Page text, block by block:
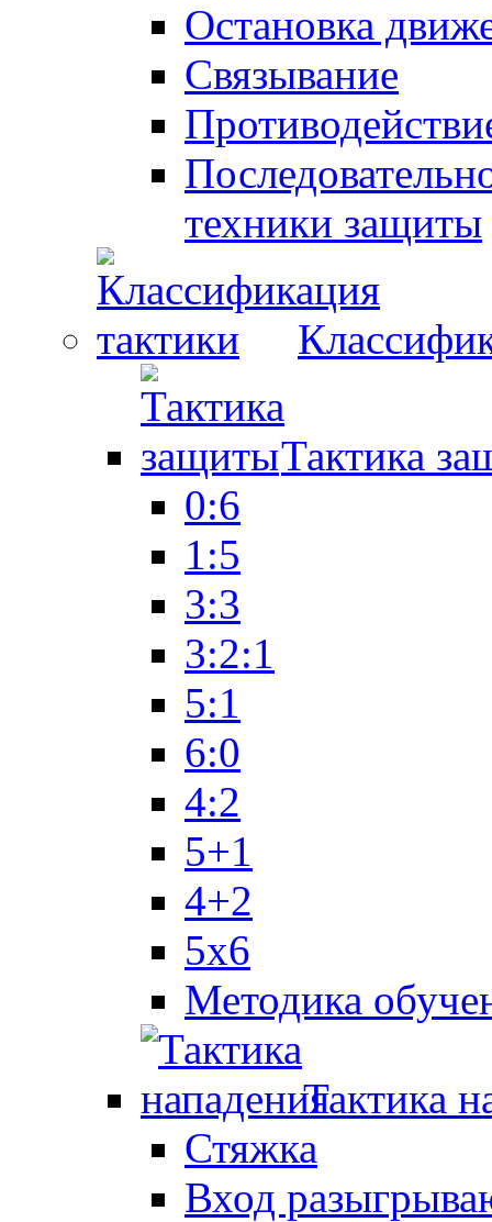
Остановка
Связывание
техники защиты
Тактика
0:6
1:5
3:3
3:2:1
5:1
6:0
4:2
5+1
4+2
5x6
Методика
Тактика
Стяжка
Вход